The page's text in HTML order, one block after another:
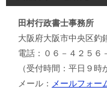
田村行政書士事務所
大阪府大阪市中央区釣
電話：０６－４２５６
（受付時間：平日９時
メール：
メールフォー